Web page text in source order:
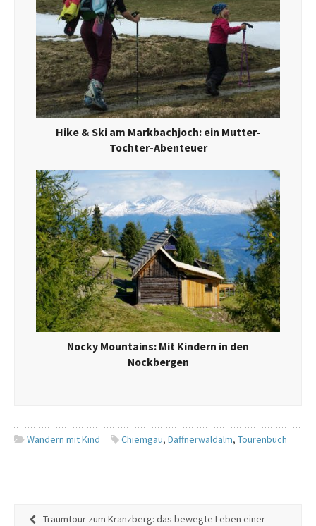
Hike & Ski am Markbachjoch: ein Mutter-
Tochter-Abenteuer
Nocky Mountains: Mit Kindern in den
Nockbergen
Wandern mit Kind Chiemgau, Daffnerwaldalm, Tourenbuch
Traumtour zum Kranzberg: das bewegte Leben einer